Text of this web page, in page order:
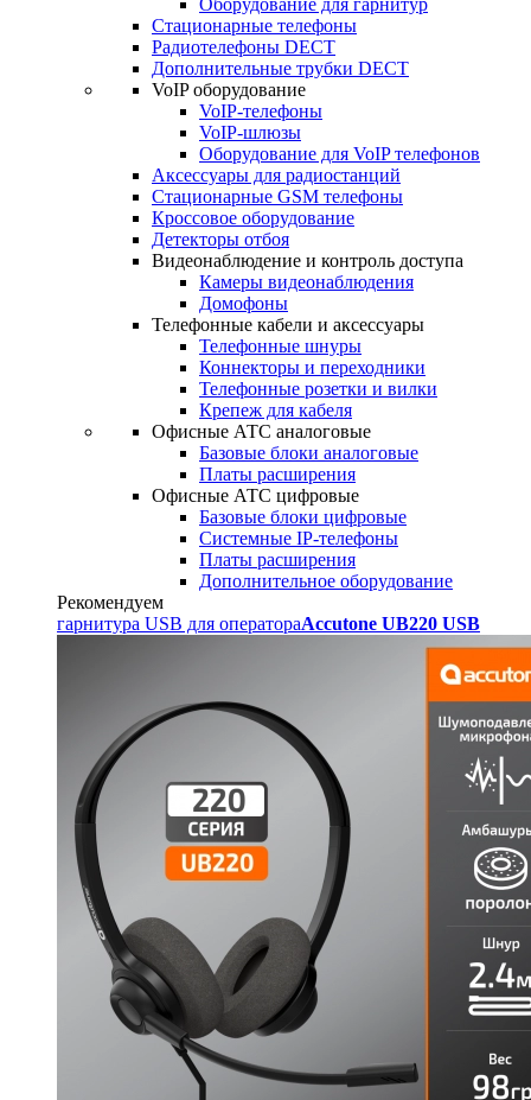
Оборудование для гарнитур
Стационарные телефоны
Радиотелефоны DECT
Дополнительные трубки DECT
VoIP оборудование
VoIP-телефоны
VoIP-шлюзы
Оборудование для VoIP телефонов
Аксессуары для радиостанций
Стационарные GSM телефоны
Кроссовое оборудование
Детекторы отбоя
Видеонаблюдение и контроль доступа
Камеры видеонаблюдения
Домофоны
Телефонные кабели и аксессуары
Телефонные шнуры
Коннекторы и переходники
Телефонные розетки и вилки
Крепеж для кабеля
Офисные АТС аналоговые
Базовые блоки аналоговые
Платы расширения
Офисные АТС цифровые
Базовые блоки цифровые
Системные IP-телефоны
Платы расширения
Дополнительное оборудование
Рекомендуем
гарнитура USB для оператораAccutone UB220 USB